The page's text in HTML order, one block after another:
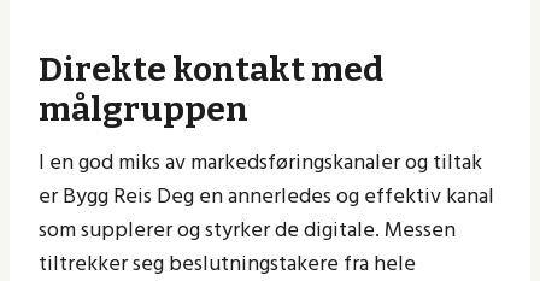
Direkte kontakt med
målgruppen
I en god miks av markedsføringskanaler og tiltak
er Bygg Reis Deg en annerledes og effektiv kanal
som supplerer og styrker de digitale. Messen
tiltrekker seg beslutningstakere fra hele